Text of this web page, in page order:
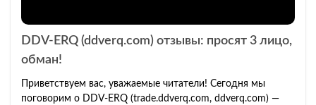
DDV-ERQ (ddverq.com) отзывы: просят 3 лицо,
обман!
Приветствуем вас, уважаемые читатели! Сегодня мы
поговорим о DDV-ERQ (trade.ddverq.com, ddverq.com) —